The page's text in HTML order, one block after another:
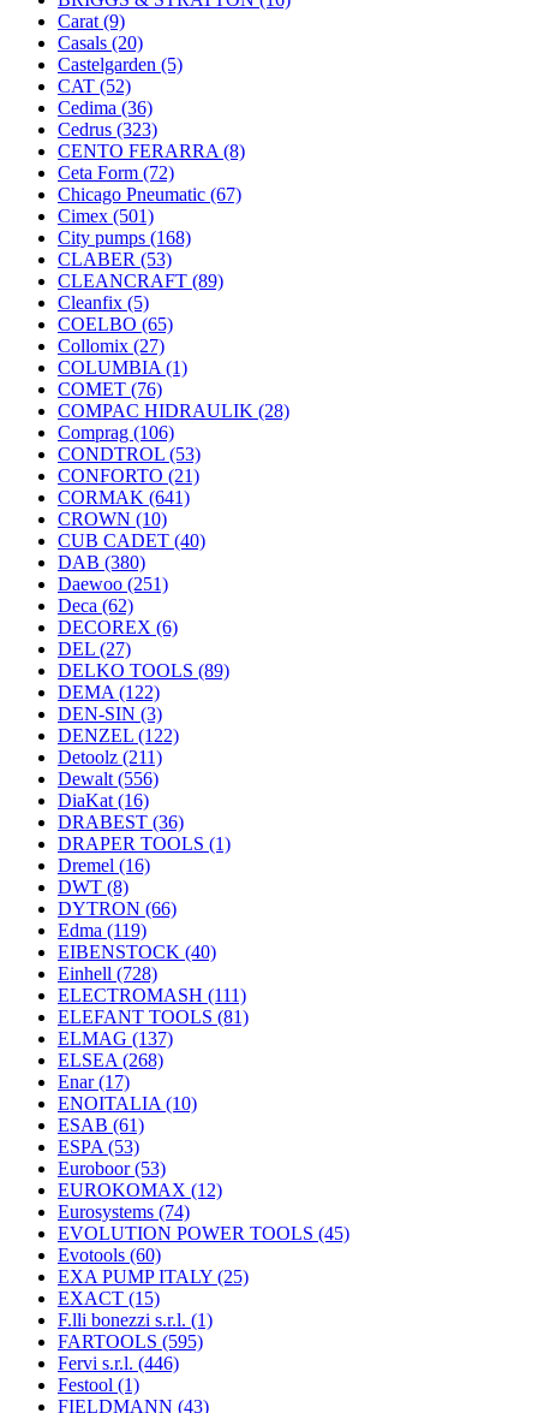
Carat (9)
Casals (20)
Castelgarden (5)
CAT (52)
Cedima (36)
Cedrus (323)
CENTO FERARRA (8)
Ceta Form (72)
Chicago Pneumatic (67)
Cimex (501)
City pumps (168)
CLABER (53)
CLEANCRAFT (89)
Cleanfix (5)
COELBO (65)
Collomix (27)
COLUMBIA (1)
COMET (76)
COMPAC HIDRAULIK (28)
Comprag (106)
CONDTROL (53)
CONFORTO (21)
CORMAK (641)
CROWN (10)
CUB CADET (40)
DAB (380)
Daewoo (251)
Deca (62)
DECOREX (6)
DEL (27)
DELKO TOOLS (89)
DEMA (122)
DEN-SIN (3)
DENZEL (122)
Detoolz (211)
Dewalt (556)
DiaKat (16)
DRABEST (36)
DRAPER TOOLS (1)
Dremel (16)
DWT (8)
DYTRON (66)
Edma (119)
EIBENSTOCK (40)
Einhell (728)
ELECTROMASH (111)
ELEFANT TOOLS (81)
ELMAG (137)
ELSEA (268)
Enar(17)
ENOITALIA (10)
ESAB (61)
ESPA (53)
Euroboor(53)
EUROKOMAX (12)
Eurosystems (74)
EVOLUTION POWER TOOLS (45)
Evotools (60)
EXA PUMP ITALY (25)
EXACT (15)
F.lli bonezzi s.r.l. (1)
FARTOOLS (595)
Fervi s.r.l. (446)
Festool (1)
FIELDMANN (43)